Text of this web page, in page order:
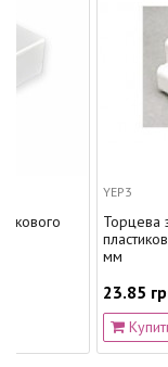
Торцева
пластикового
23.85 грн.
Купити